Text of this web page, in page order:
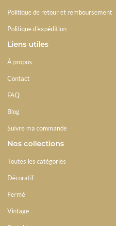
Politique de retour et remboursement
Politique d'expédition
Liens utiles
À propos
Contact
FAQ
Blog
Suivre ma commande
Nos collections
Toutes les catégories
Décoratif
Fermé
Vintage